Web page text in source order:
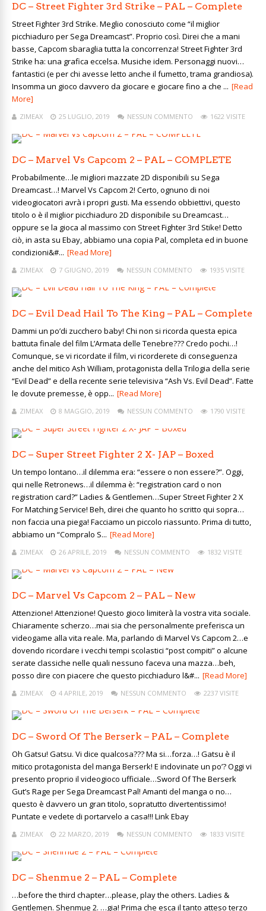
DC – Street Fighter 3rd Strike – PAL – Complete
Street Fighter 3rd Strike. Meglio conosciuto come “il miglior
picchiaduro per Sega Dreamcast”. Proprio così. Direi che a mani
basse, Capcom sbaraglia tutta la concorrenza! Street Fighter 3rd
Strike ha: una grafica eccelsa. Musiche idem. Personaggi nuovi…
fantastici (e per chi avesse letto anche il fumetto, trama grandiosa).
Insomma un gioco davvero da giocare e giocare fino a che ... [Read
More]
ZIMEAX 25 LUGLIO, 2019 NESSUN COMMENTO 1622 VISITE
DC – Marvel Vs Capcom 2 – PAL – COMPLETE
Probabilmente…le migliori mazzate 2D disponibili su Sega
Dreamcast…! Marvel Vs Capcom 2! Certo, ognuno di noi
videogiocatori avrà i propri gusti. Ma essendo obbiettivi, questo
titolo o è il miglior picchiaduro 2D disponibile su Dreamcast…
oppure se la gioca al massimo con Street Fighter 3rd Stike! Detto
ciò, in asta su Ebay, abbiamo una copia Pal, completa ed in buone
condizioni&#... [Read More]
ZIMEAX 7 GIUGNO, 2019 NESSUN COMMENTO 1935 VISITE
DC – Evil Dead Hail To The King – PAL – Complete
Dammi un po’di zucchero baby! Chi non si ricorda questa epica
battuta finale del film L’Armata delle Tenebre??? Credo pochi…!
Comunque, se vi ricordate il film, vi ricorderete di conseguenza
anche del mitico Ash William, protagonista della Trilogia della serie
“Evil Dead” e della recente serie televisiva “Ash Vs. Evil Dead”. Fatte
le dovute premesse, è opp... [Read More]
ZIMEAX 8 MAGGIO, 2019 NESSUN COMMENTO 1790 VISITE
DC – Super Street Fighter 2 X- JAP – Boxed
Un tempo lontano…il dilemma era: “essere o non essere?”. Oggi,
qui nelle Retronews…il dilemma è: “registration card o non
registration card?” Ladies & Gentlemen…Super Street Fighter 2 X
For Matching Service! Beh, direi che quanto ho scritto qui sopra…
non faccia una piega! Facciamo un piccolo riassunto. Prima di tutto,
abbiamo un “Compralo S... [Read More]
ZIMEAX 26 APRILE, 2019 NESSUN COMMENTO 1832 VISITE
DC – Marvel Vs Capcom 2 – PAL – New
Attenzione! Attenzione! Questo gioco limiterà la vostra vita sociale.
Chiaramente scherzo…mai sia che personalmente preferisca un
videogame alla vita reale. Ma, parlando di Marvel Vs Capcom 2…e
dovendo ricordare i vecchi tempi scolastici “post compiti” o alcune
serate classiche nelle quali nessuno faceva una mazza…beh,
posso dire con piacere che questo picchiaduro l&#... [Read More]
ZIMEAX 4 APRILE, 2019 NESSUN COMMENTO 2237 VISITE
DC – Sword Of The Berserk – PAL – Complete
Oh Gatsu! Gatsu. Vi dice qualcosa??? Ma si…forza…! Gatsu è il
mitico protagonista del manga Berserk! E indovinate un po’? Oggi vi
presento proprio il videogioco ufficiale…Sword Of The Berserk
Gut’s Rage per Sega Dreamcast Pal! Amanti del manga o no…
questo è davvero un gran titolo, sopratutto divertentissimo!
Puntate e vedete di portarvelo a casa!!! Link Ebay
ZIMEAX 22 MARZO, 2019 NESSUN COMMENTO 1833 VISITE
DC – Shenmue 2 – PAL – Complete
…before the third chapter…please, play the others. Ladies &
Gentlemen. Shenmue 2. …gia! Prima che esca il tanto atteso terzo